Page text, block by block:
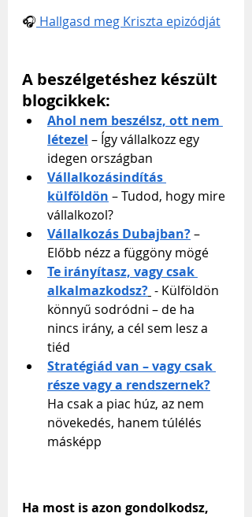
🎧 Hallgasd meg Kriszta epizódját
A beszélgetéshez készült
blogcikkek:
Ahol nem beszélsz, ott nem
létezel – Így vállalkozz egy
idegen országban
Vállalkozásindítás
külföldön – Tudod, hogy mire
vállalkozol?
Vállalkozás Dubajban? –
Előbb nézz a függöny mögé
Te irányítasz, vagy csak
alkalmazkodsz? - Külföldön
könnyű sodródni – de ha
nincs irány, a cél sem lesz a
tiéd
Stratégiád van – vagy csak
része vagy a rendszernek?
Ha csak a piac húz, az nem
növekedés, hanem túlélés
másképp
Ha most is azon gondolkodsz,